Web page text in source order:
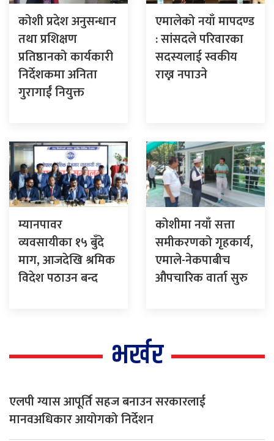
कोशी प्रदेश अनुसन्धान
तथा प्रशिक्षण
प्रतिष्ठानको कार्यकारी
निर्देशकमा अनिता
गुरागाईं नियुक्त
एमालेको नयाँ मापदण्ड
: सांसदले परिवारका
सदस्यलाई स्वकीय
राख्न नपाउने
म्यानपावर
व्यवसायीका १५ बुँदे
माग, आजदेखि श्रमिक
विदेश पठाउन बन्द
कोशीमा नयाँ सत्ता
समीकरणको गृहकार्य,
एमाले-नेकपाबीच
औपचारिक वार्ता सुरु
भर्खर
एलपी ग्यास आपूर्ति सहज बनाउन सरकारलाई
मानवअधिकार आयोगको निर्देशन